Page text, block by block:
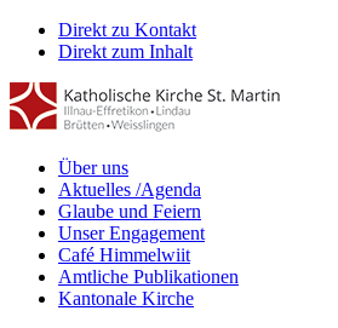
Direkt zu Kontakt
Direkt zum Inhalt
Über uns
Aktuelles /Agenda
Glaube und Feiern
Unser Engagement
Café Himmelwiit
Amtliche Publikationen
Kantonale Kirche